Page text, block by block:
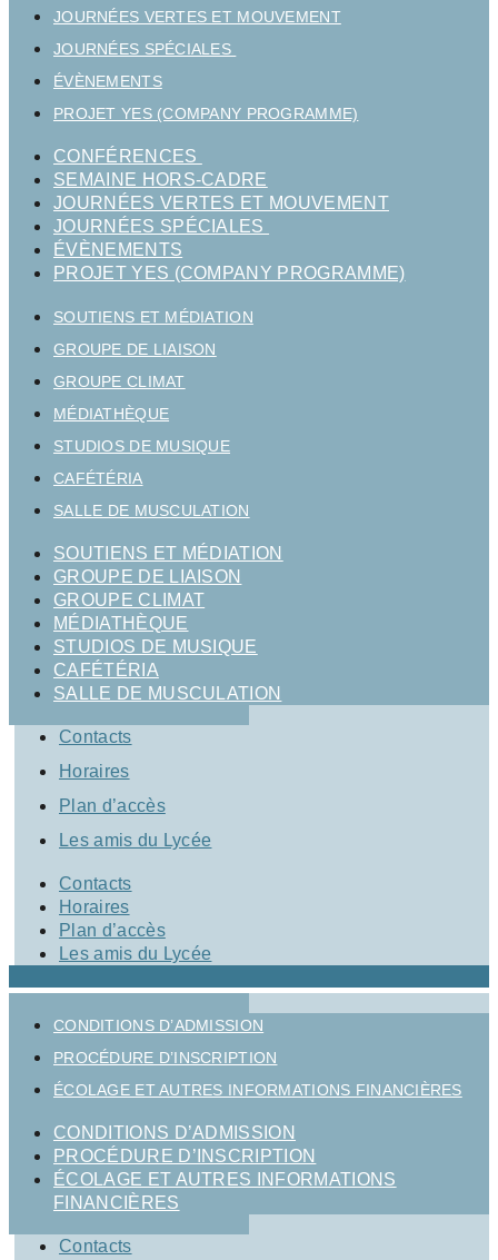
JOURNÉES VERTES ET MOUVEMENT
JOURNÉES SPÉCIALES
ÉVÈNEMENTS
PROJET YES (COMPANY PROGRAMME)
CONFÉRENCES
SEMAINE HORS-CADRE
JOURNÉES VERTES ET MOUVEMENT
JOURNÉES SPÉCIALES
ÉVÈNEMENTS
PROJET YES (COMPANY PROGRAMME)
SOUTIENS ET MÉDIATION
GROUPE DE LIAISON
GROUPE CLIMAT
MÉDIATHÈQUE
STUDIOS DE MUSIQUE
CAFÉTÉRIA
SALLE DE MUSCULATION
SOUTIENS ET MÉDIATION
GROUPE DE LIAISON
GROUPE CLIMAT
MÉDIATHÈQUE
STUDIOS DE MUSIQUE
CAFÉTÉRIA
SALLE DE MUSCULATION
Contacts
Horaires
Plan d’accès
Les amis du Lycée
Contacts
Horaires
Plan d’accès
Les amis du Lycée
CONDITIONS D’ADMISSION
PROCÉDURE D’INSCRIPTION
ÉCOLAGE ET AUTRES INFORMATIONS FINANCIÈRES
CONDITIONS D’ADMISSION
PROCÉDURE D’INSCRIPTION
ÉCOLAGE ET AUTRES INFORMATIONS
FINANCIÈRES
Contacts